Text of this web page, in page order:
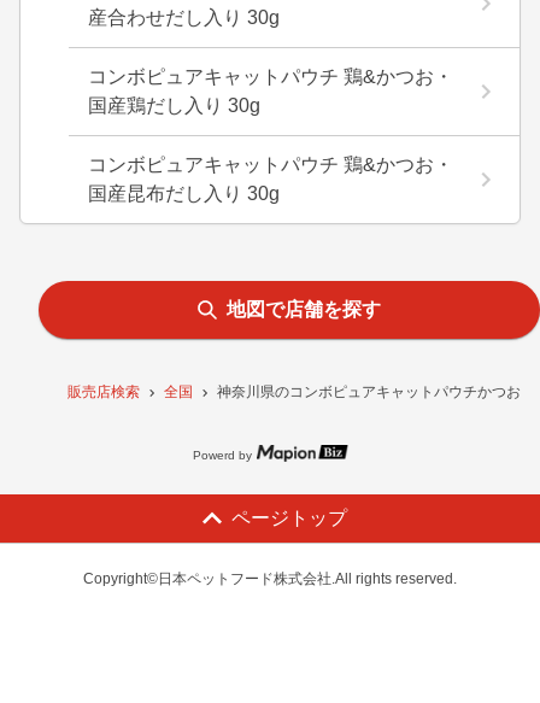
販売店検索 全国 神奈川県のコンボピュアキャットパウチかつお
産合わせだし入り 30g
コンボピュアキャットパウチ 鶏&かつお・
国産鶏だし入り 30g
コンボピュアキャットパウチ 鶏&かつお・
国産昆布だし入り 30g
地図で店舗を探す
Powerd by
ページトップ
Copyright©日本ペットフード株式会社.All rights reserved.